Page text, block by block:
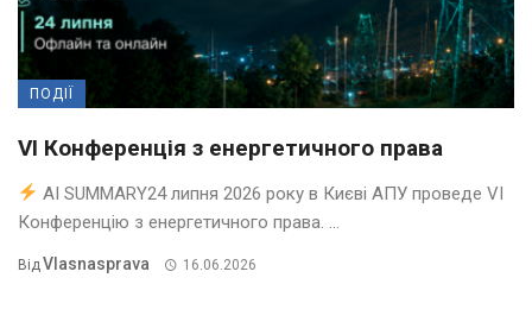
ПОДІЇ
VI Конференція з енергетичного права
AI SUMMARY24 липня 2026 року в Києві АПУ проведе VI
Конференцію з енергетичного права. ...
Від Vlasnasprava 16.06.2026